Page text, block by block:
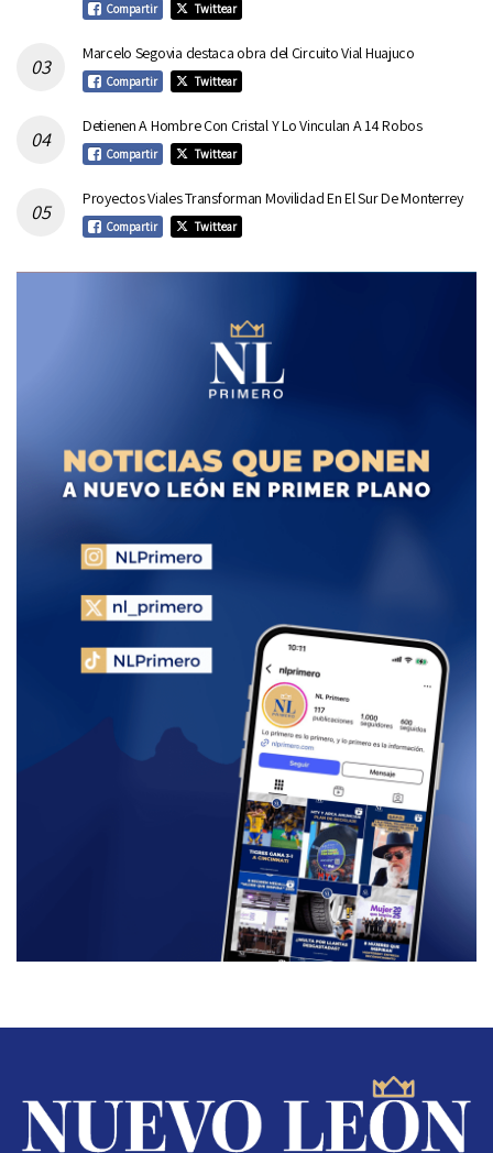
Compartir Twittear
Marcelo Segovia destaca obra del Circuito Vial Huajuco
Compartir Twittear
Detienen A Hombre Con Cristal Y Lo Vinculan A 14 Robos
Compartir Twittear
Proyectos Viales Transforman Movilidad En El Sur De Monterrey
Compartir Twittear